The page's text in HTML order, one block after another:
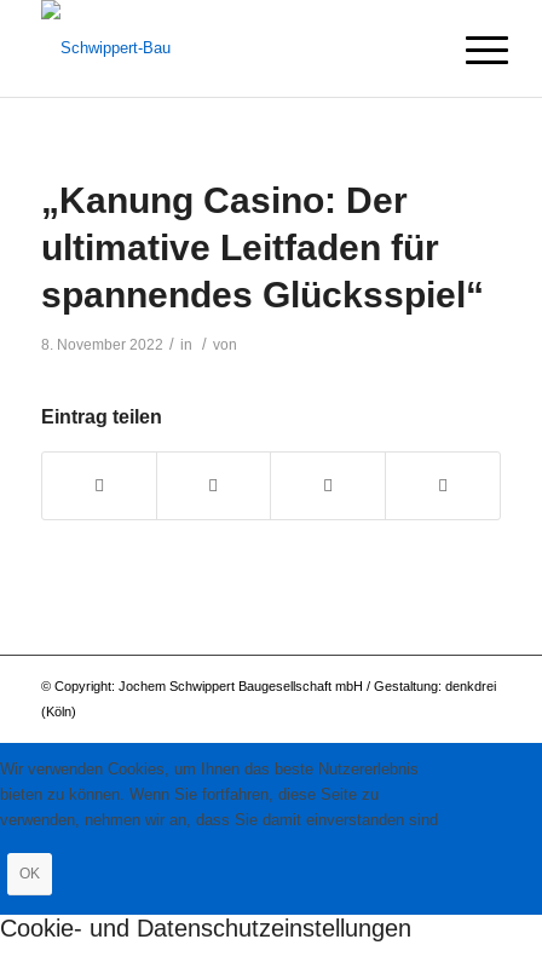
„Kanung Casino: Der
ultimative Leitfaden für
spannendes Glücksspiel“
8. November 2022 / in / von
Eintrag teilen
© Copyright: Jochem Schwippert Baugesellschaft mbH / Gestaltung: denkdrei
(Köln)
Wir verwenden Cookies, um Ihnen das beste Nutzererlebnis
bieten zu können. Wenn Sie fortfahren, diese Seite zu
verwenden, nehmen wir an, dass Sie damit einverstanden sind
OK
Cookie- und Datenschutzeinstellungen